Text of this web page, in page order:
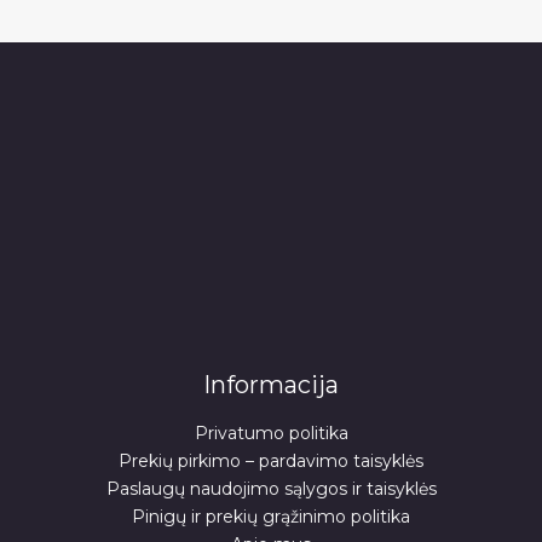
Informacija
Privatumo politika
Prekių pirkimo – pardavimo taisyklės
Paslaugų naudojimo sąlygos ir taisyklės
Pinigų ir prekių grąžinimo politika